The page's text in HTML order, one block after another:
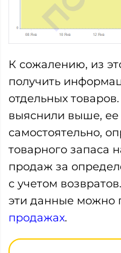
К сожалению, из
получить
отдельных
выяснили выше,
самостоятельно,
товарного запаса
продаж за
с учетом
эти данные можно
продажах.